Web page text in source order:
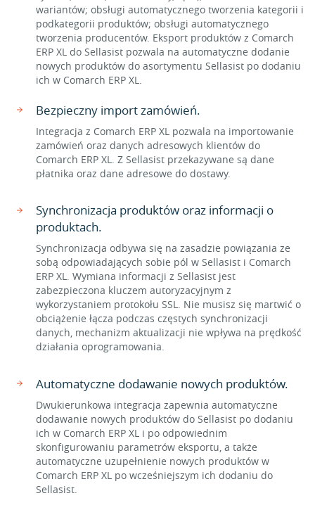
wariantów; obsługi automatycznego tworzenia kategorii i
podkategorii produktów; obsługi automatycznego
tworzenia producentów. Eksport produktów z Comarch
ERP XL do Sellasist pozwala na automatyczne dodanie
nowych produktów do asortymentu Sellasist po dodaniu
ich w Comarch ERP XL.
Bezpieczny import zamówień.
Integracja z Comarch ERP XL pozwala na importowanie
zamówień oraz danych adresowych klientów do
Comarch ERP XL. Z Sellasist przekazywane są dane
płatnika oraz dane adresowe do dostawy.
Synchronizacja produktów oraz informacji o
produktach.
Synchronizacja odbywa się na zasadzie powiązania ze
sobą odpowiadających sobie pól w Sellasist i Comarch
ERP XL. Wymiana informacji z Sellasist jest
zabezpieczona kluczem autoryzacyjnym z
wykorzystaniem protokołu SSL. Nie musisz się martwić o
obciążenie łącza podczas częstych synchronizacji
danych, mechanizm aktualizacji nie wpływa na prędkość
działania oprogramowania.
Automatyczne dodawanie nowych produktów.
Dwukierunkowa integracja zapewnia automatyczne
dodawanie nowych produktów do Sellasist po dodaniu
ich w Comarch ERP XL i po odpowiednim
skonfigurowaniu parametrów eksportu, a także
automatyczne uzupełnienie nowych produktów w
Comarch ERP XL po wcześniejszym ich dodaniu do
Sellasist.